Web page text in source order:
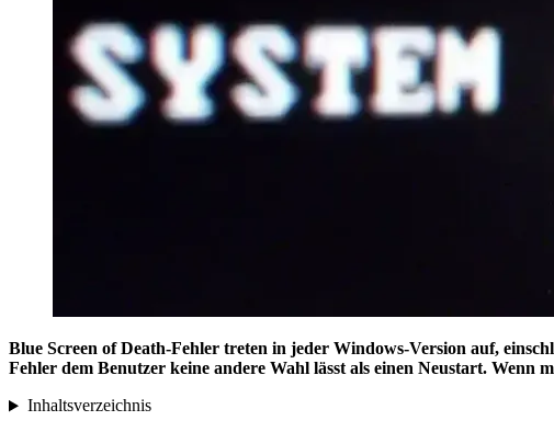
Blue Screen of Death-Fehler treten in jeder Windows-Version auf,
Fehler dem Benutzer keine andere Wahl lässt als einen Neustart.
Inhaltsverzeichnis